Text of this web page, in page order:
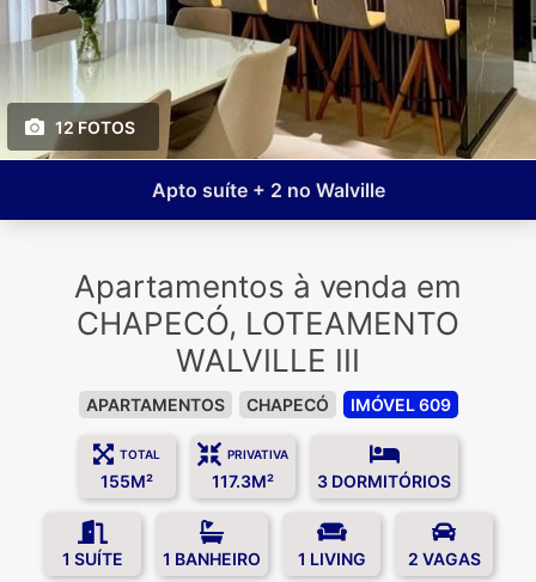
12 FOTOS
Apto suíte + 2 no Walville
Apartamentos à venda em
CHAPECÓ, LOTEAMENTO
WALVILLE III
APARTAMENTOS CHAPECÓ IMÓVEL 609
TOTAL
155M²
PRIVATIVA
117.3M² 3 DORMITÓRIOS
1 SUÍTE 1 BANHEIRO 1 LIVING 2 VAGAS